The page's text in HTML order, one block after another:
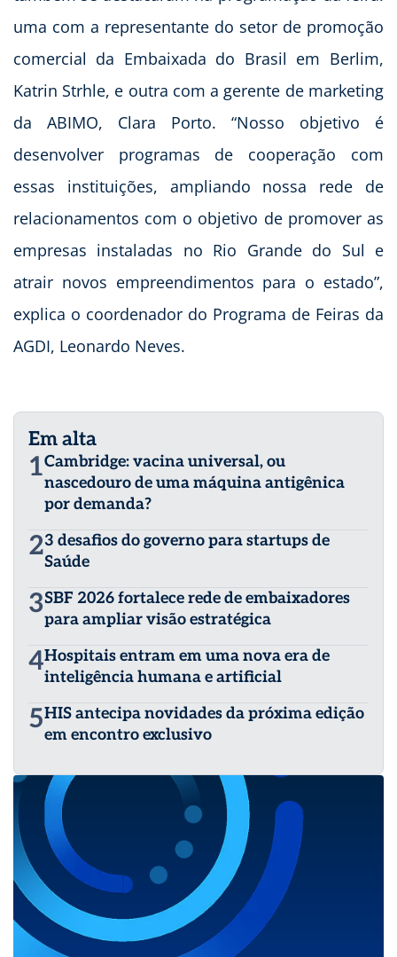
uma com a representante do setor de promoção
comercial da Embaixada do Brasil em Berlim,
Katrin Strhle, e outra com a gerente de marketing
da ABIMO, Clara Porto. “Nosso objetivo é
desenvolver programas de cooperação com
essas instituições, ampliando nossa rede de
relacionamentos com o objetivo de promover as
empresas instaladas no Rio Grande do Sul e
atrair novos empreendimentos para o estado”,
explica o coordenador do Programa de Feiras da
AGDI, Leonardo Neves.
Em alta
1Cambridge: vacina universal, ou
nascedouro de uma máquina antigênica
por demanda?
23 desafios do governo para startups de
Saúde
3SBF 2026 fortalece rede de embaixadores
para ampliar visão estratégica
4Hospitais entram em uma nova era de
inteligência humana e artificial
5HIS antecipa novidades da próxima edição
em encontro exclusivo